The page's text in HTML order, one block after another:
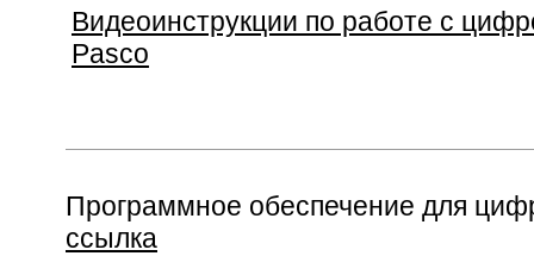
Видеоинструкции по работе с
Pasco
Программное обеспечение для
ссылка